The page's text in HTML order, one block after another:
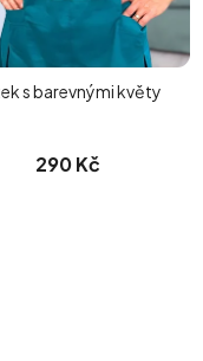
s barevnými květy
290 Kč